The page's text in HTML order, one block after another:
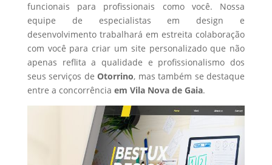
funcionais para profissionais como você. Nossa
equipe de especialistas em design e
desenvolvimento trabalhará em estreita colaboração
com você para criar um site personalizado que não
apenas reflita a qualidade e profissionalismo dos
seus serviços deOtorrino, mas também se destaque
entre a concorrência em Vila Nova de Gaia.